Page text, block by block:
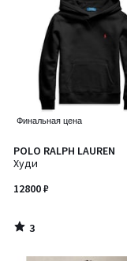
Финальная цена
POLO RALPH LAUREN
Худи
12800 ₽
3
/
3
/